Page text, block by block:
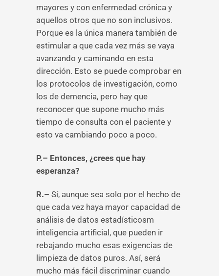
mayores y con enfermedad crónica y
aquellos otros que no son inclusivos.
Porque es la única manera también de
estimular a que cada vez más se vaya
avanzando y caminando en esta
dirección. Esto se puede comprobar en
los protocolos de investigación, como
los de demencia, pero hay que
reconocer que supone mucho más
tiempo de consulta con el paciente y
esto va cambiando poco a poco.
P.– Entonces, ¿crees que hay
esperanza?
R.– Sí, aunque sea solo por el hecho de
que cada vez haya mayor capacidad de
análisis de datos estadísticosm
inteligencia artificial, que pueden ir
rebajando mucho esas exigencias de
limpieza de datos puros. Así, será
mucho más fácil discriminar cuando